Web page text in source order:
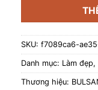
SKU: f7089ca6-
Danh mục: Làm đẹp,
Thương hiệu: